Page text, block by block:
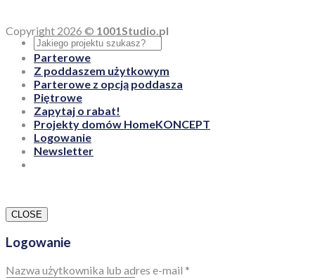
Copyright 2026 © 1001Studio.pl
Parterowe
Z poddaszem użytkowym
Parterowe z opcją poddasza
Piętrowe
Zapytaj o rabat!
Projekty domów HomeKONCEPT
Logowanie
Newsletter
CLOSE
Logowanie
Nazwa użytkownika lub adres e-mail *